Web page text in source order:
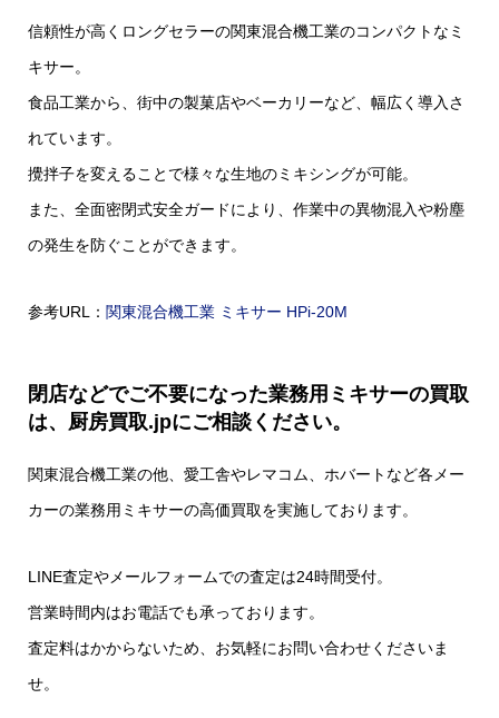
信頼性が高くロングセラーの関東混合機工業のコンパクトなミ
キサー。
食品工業から、街中の製菓店やベーカリーなど、幅広く導入さ
れています。
攪拌子を変えることで様々な生地のミキシングが可能。
また、全面密閉式安全ガードにより、作業中の異物混入や粉塵
の発生を防ぐことができます。
参考URL： 関東混合機工業 ミキサー HPi-20M
閉店などでご不要になった業務用ミキサーの買取
は、厨房買取.jpにご相談ください。
関東混合機工業の他、愛工舎やレマコム、ホバートなど各メー
カーの業務用ミキサーの高価買取を実施しております。
LINE査定やメールフォームでの査定は24時間受付。
営業時間内はお電話でも承っております。
査定料はかからないため、お気軽にお問い合わせくださいま
せ。